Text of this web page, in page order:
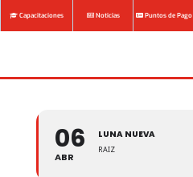
Capacitaciones Noticias Puntos de Pago
06
ABR
LUNA NUEVA
RAIZ